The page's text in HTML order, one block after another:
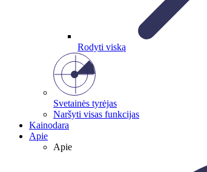
Rodyti viską
Svetainės tyrėjas
Naršyti visas funkcijas
Kainodara
Apie
Apie